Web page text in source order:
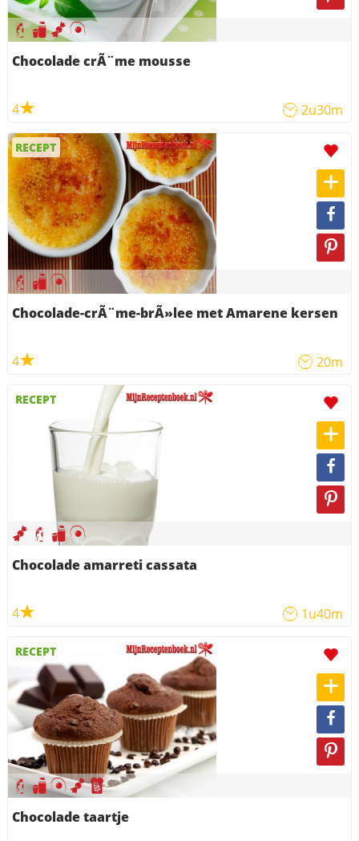
Chocolade crÃ¨me mousse
4 2u30m
RECEPT
Chocolade-crÃ¨me-brÃ»lee met Amarene kersen
4 20m
RECEPT
Chocolade amarreti cassata
4 1u40m
RECEPT
Chocolade taartje